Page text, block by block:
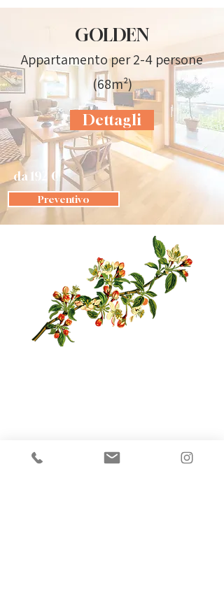
GOLDEN
Appartamento per 2-4 persone
(68m²)
Dettagli
da 192 €
Preventivo